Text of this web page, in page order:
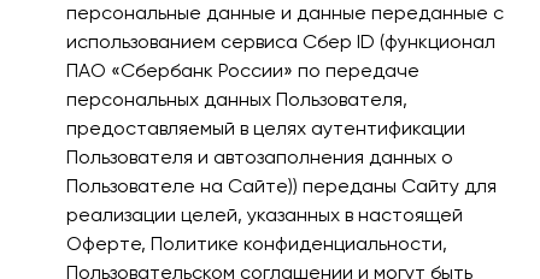
персональные данные и данные переданные с
использованием сервиса Сбер ID (функционал
ПАО «Сбербанк России» по передаче
персональных данных Пользователя,
предоставляемый в целях аутентификации
Пользователя и автозаполнения данных о
Пользователе на Сайте)) переданы Сайту для
реализации целей, указанных в настоящей
Оферте, Политике конфиденциальности,
Пользовательском соглашении и могут быть